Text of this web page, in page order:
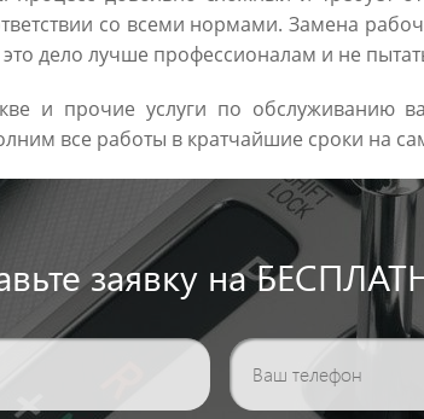
со всеми нормами. Замена
дело лучше профессионалам и не
и прочие услуги по обслуживанию
все работы в кратчайшие сроки на
заявку на